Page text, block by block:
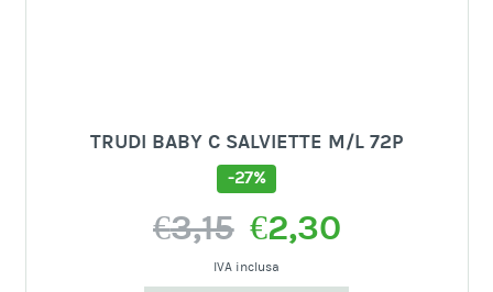
TRUDI BABY C SALVIETTE M/L 72P
-27%
€3,15
prezzo
originale
€2,30
IVA inclusa